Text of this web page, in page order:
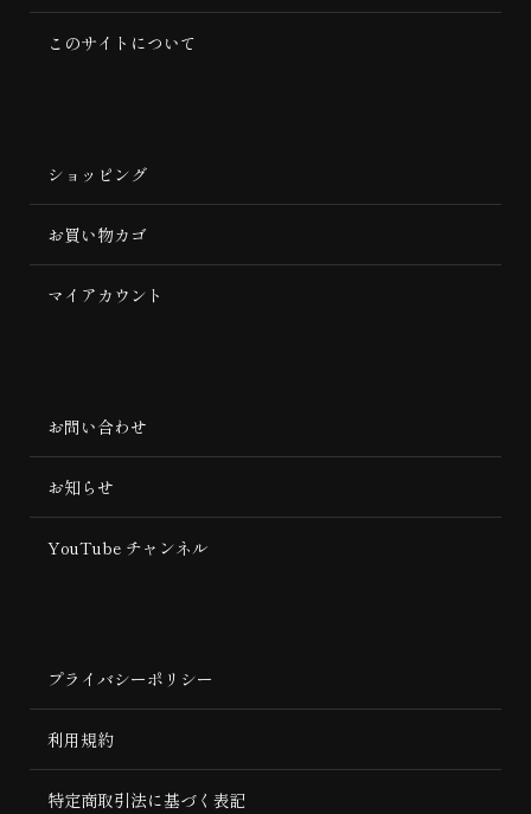
このサイトについて
ショッピング
お買い物カゴ
マイアカウント
お問い合わせ
お知らせ
YouTube チャンネル
プライバシーポリシー
利用規約
特定商取引法に基づく表記